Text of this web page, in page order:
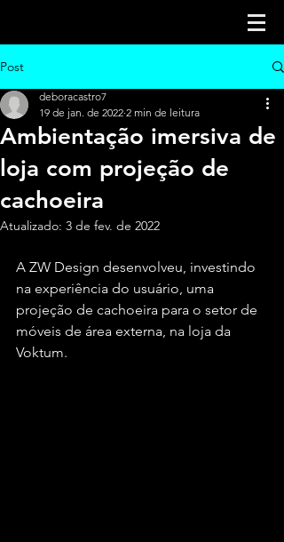
Post
Ambientação imersiva de
loja com projeção de
cachoeira
deboracastro7
19 de jan. de 2022 2 min de leitura
Atualizado: 3 de fev. de 2022
A ZW Design desenvolveu, investindo
na experiência do usuário, uma
projeção de cachoeira para o setor de
móveis de área externa, na loja da
Voktum.